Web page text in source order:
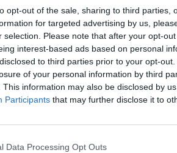
opt-out of the sale, sharing to third parties,
for targeted advertising by us,
selection. Please note that after your opt-
interest-based ads based on personal
to third parties prior to your opt-
of your personal information by third
This information may also be disclosed by
Participants that may further disclose it to
Data Processing Opt Outs
θα προσφέρουν εξαιρετικές
ολόκληρη την εταιρεία.
Ο Όμιλος Xenios
Σερβιτόρο/α
Απαραίτητα Προσόντα
Εξοικείωση με την χρήση PDA
Απόφοιτος Τουριστικής Σχολής